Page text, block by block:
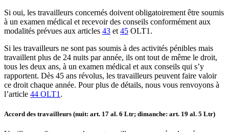
Si oui, les travailleurs concernés doivent obligatoirement être soumis
à un examen médical et recevoir des conseils conformément aux
modalités prévues aux articles 43 et 45 OLT1.
Si les travailleurs ne sont pas soumis à des activités pénibles mais
travaillent plus de 24 nuits par année, ils ont tout de même le droit,
tous les deux ans, à un examen médical et aux conseils qui s’y
rapportent. Dès 45 ans révolus, les travailleurs peuvent faire valoir
ce droit chaque année. Pour plus de détails, nous vous renvoyons à
l’article 44 OLT1 .
Accord des travailleurs (nuit: art. 17 al. 6 Ltr; dimanche: art. 19 al. 5 Ltr)